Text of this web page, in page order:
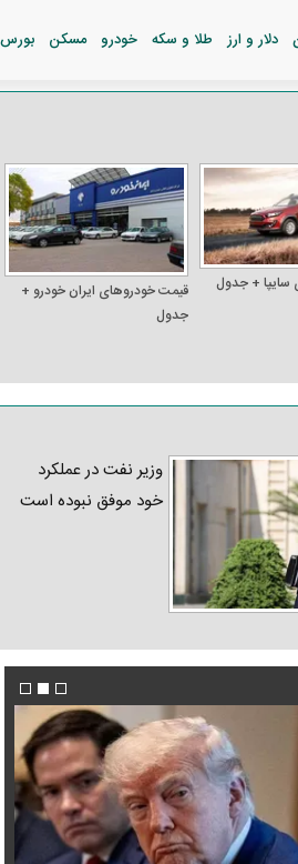
دلار و ارز طلا و سکه خودرو مسکن بورس
+ جدول
قیمت خودرو‌های ایران خودرو +
جدول
وزیر نفت در عملکرد
خود موفق نبوده است